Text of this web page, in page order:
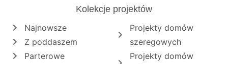
Kolekcje projektów
Najnowsze
Z poddaszem
Parterowe
Projekty domów
szeregowych
Projekty domów